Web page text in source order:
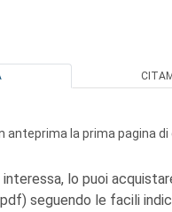
CITAMI
anteprima la prima pagina
lo puoi
seguendo le facili